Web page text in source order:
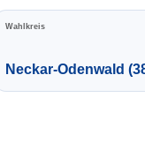
Wahlkreis
Neckar-Odenwald